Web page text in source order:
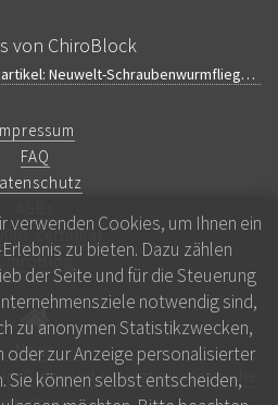
von ChiroBlock
Schraubenwurmfliege, Rinderrisiken und Forschung
FAQ
Zertifikat
ChiroBlog
News
unterstützt akademische
verwenden Cookies, um Ihnen ein
zu bieten. Dazu zählen
der Seite und für die Steuerung
notwendig sind,
zu anonymen Statistikzwecken,
zur Anzeige personalisierter
Sie können selbst entscheiden,